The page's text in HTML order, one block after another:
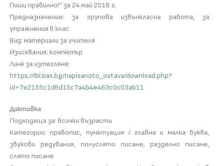
Пиши правилно!” за 24 май 2018 г.
Предназначение: за групова извънкласна работа, за
упражнения в клас
Вид: материали за учителя
Изисквания: компютър
Линк за изтегляне:
https://ibl.bas.bg/napisanoto_ostava/download.php?
id=7e2155c1d6d15c7a4b4e463c0c03ab11
Диктовка
Подходяща за: всички възрасти
Категории: правопис, пунктуация / главна и малка буква,
звукови редувания, полуслято писане, разделно писане,
слято писане